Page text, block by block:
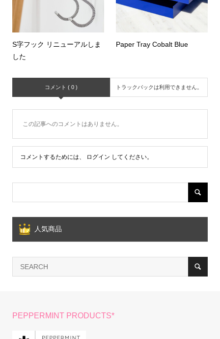
S字フック リニューアルしま
した
Paper Tray Cobalt Blue
コメント ( 0 ) トラックバックは利用できません。
この記事へのコメントはありません。
コメントするためには、 ログイン してください。
人気商品
PEPPERMINT PRODUCTS*